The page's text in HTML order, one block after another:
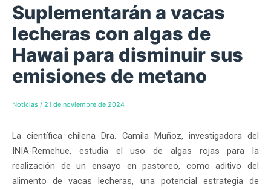
Suplementarán a vacas
lecheras con algas de
Hawai para disminuir sus
emisiones de metano
Noticias / 21 de noviembre de 2024
La científica chilena Dra. Camila Muñoz, investigadora del
INIA-Remehue, estudia el uso de algas rojas para la
realización de un ensayo en pastoreo, como aditivo del
alimento de vacas lecheras, una potencial estrategia de